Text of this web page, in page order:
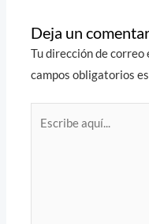
Deja un
Tu dirección de
campos obligatorios